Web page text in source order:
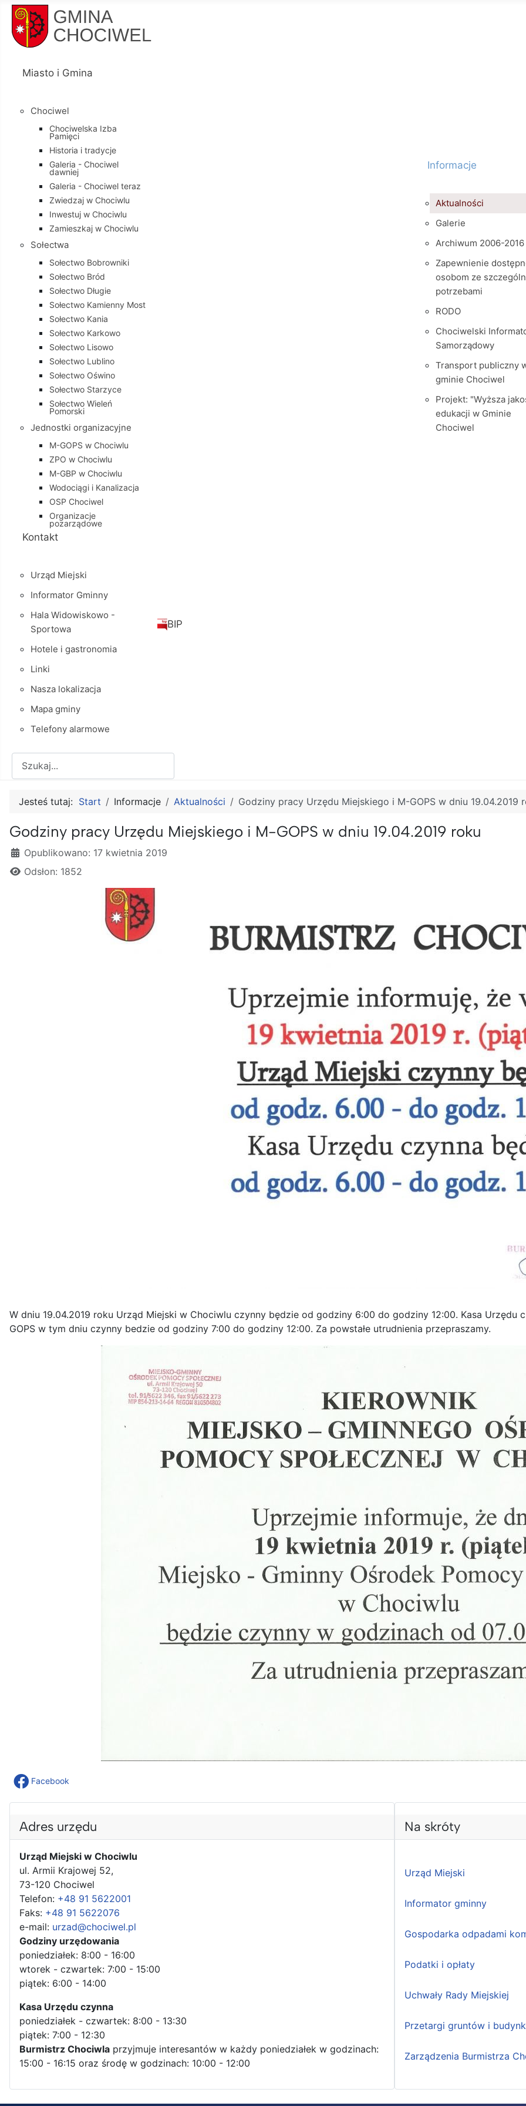
Miasto i Gmina
Chociwel
Chociwelska Izba
Pamięci
Historia i tradycje
Galeria - Chociwel
dawniej
Galeria - Chociwel teraz
Zwiedzaj w Chociwlu
Inwestuj w Chociwlu
Zamieszkaj w Chociwlu
Sołectwa
Sołectwo Bobrowniki
Sołectwo Bród
Sołectwo Długie
Sołectwo Kamienny Most
Sołectwo Kania
Sołectwo Karkowo
Sołectwo Lisowo
Sołectwo Lublino
Sołectwo Oświno
Sołectwo Starzyce
Sołectwo Wieleń
Pomorski
Jednostki organizacyjne
M-GOPS w Chociwlu
ZPO w Chociwlu
M-GBP w Chociwlu
Wodociągi i Kanalizacja
OSP Chociwel
Organizacje
pozarządowe
Informacje
Aktualności
Galerie
Archiwum 2006-2016
Zapewnienie
osobom ze
potrzebami
RODO
Chociwelski
Samorządowy
Transport publiczny
gminie Chociwel
Projekt: "Wyższa
edukacji w Gminie
Chociwel
Kontakt
Urząd Miejski
Informator Gminny
Hala Widowiskowo -
Sportowa
Hotele i gastronomia
Linki
Nasza lokalizacja
Mapa gminy
Telefony alarmowe
BIP
Jesteś tutaj: Start Informacje Aktualności Godziny pracy Urzędu Miejskiego i M-GOPS w dniu 19.04.2019
Godziny pracy Urzędu Miejskiego i M-GOPS w dniu 19.04.2019 roku
Szczegóły
Opublikowano: 17 kwietnia 2019
Odsłon: 1852
W dniu 19.04.2019 roku Urząd Miejski w Chociwlu czynny będzie od godziny 6:00 do godziny 12:00. Kasa
GOPS w tym dniu czynny bedzie od godziny 7:00 do godziny 12:00. Za powstałe utrudnienia przepraszamy.
Facebook
Adres urzędu
Urząd Miejski w Chociwlu
ul. Armii Krajowej 52,
73-120 Chociwel
Telefon: +48 91 5622001
Faks: +48 91 5622076
e-mail: urzad@chociwel.pl
Godziny urzędowania
poniedziałek: 8:00 - 16:00
wtorek - czwartek: 7:00 - 15:00
piątek: 6:00 - 14:00
Kasa Urzędu czynna
poniedziałek - czwartek: 8:00 - 13:30
piątek: 7:00 - 12:30
Burmistrz Chociwla przyjmuje interesantów w każdy poniedziałek w godzinach:
15:00 - 16:15 oraz środę w godzinach: 10:00 - 12:00
Na skróty
Urząd Miejski
Informator gminny
Gospodarka odpadami
Podatki i opłaty
Uchwały Rady Miejskiej
Przetargi gruntów i
Zarządzenia Burmistrza